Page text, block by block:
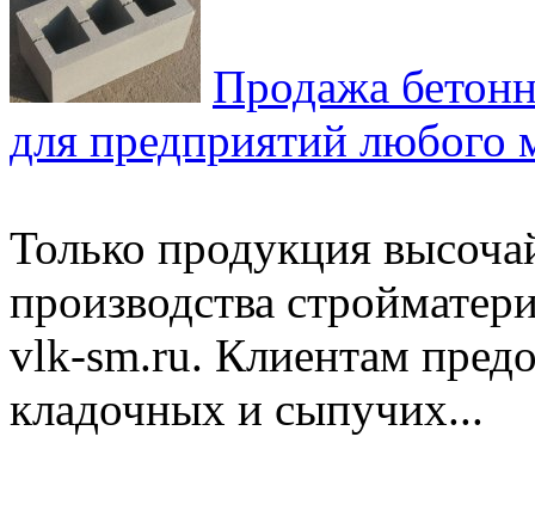
Продажа
для предприятий любого
Только продукция
производства
vlk-sm.ru. Клиентам
кладочных и сыпучих...